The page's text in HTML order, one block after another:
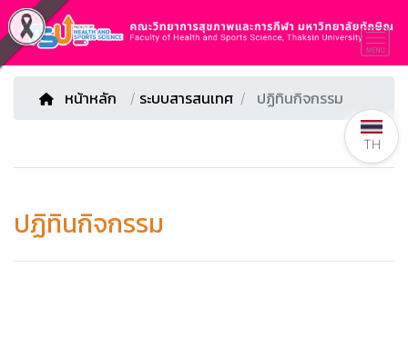
หน้าหลัก / ระบบสารสนเทศ ปฏิทินกิจกรรม
ปฏิทินกิจกรรม
TH